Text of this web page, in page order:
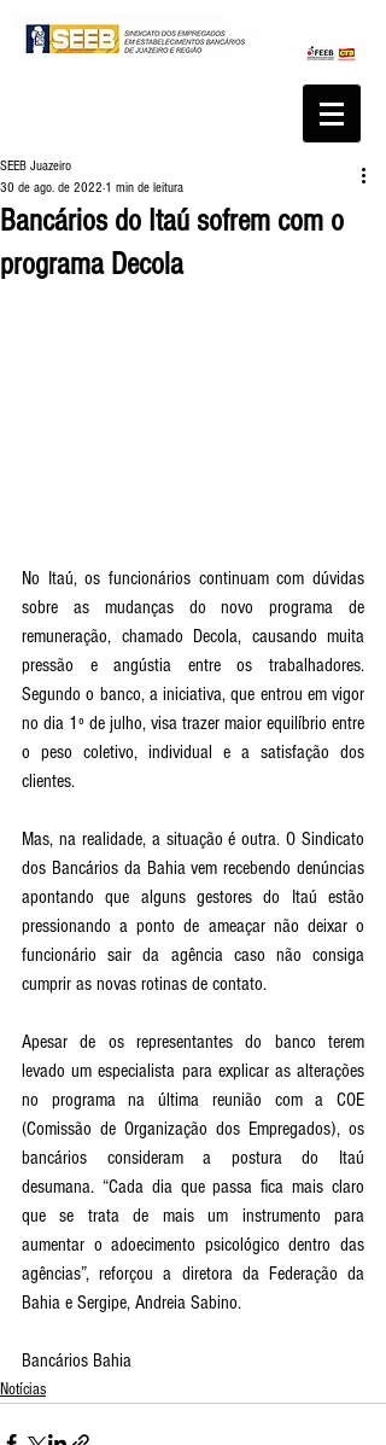
Bancários do Itaú sofrem com o
programa Decola
SEEB Juazeiro
30 de ago. de 2022 1 min de leitura
No Itaú, os funcionários continuam com dúvidas
sobre as mudanças do novo programa de
remuneração, chamado Decola, causando muita
pressão e angústia entre os trabalhadores.
Segundo o banco, a iniciativa, que entrou em vigor
no dia 1º de julho, visa trazer maior equilíbrio entre
o peso coletivo, individual e a satisfação dos
clientes.
Mas, na realidade, a situação é outra. O Sindicato
dos Bancários da Bahia vem recebendo denúncias
apontando que alguns gestores do Itaú estão
pressionando a ponto de ameaçar não deixar o
funcionário sair da agência caso não consiga
cumprir as novas rotinas de contato.
Apesar de os representantes do banco terem
levado um especialista para explicar as alterações
no programa na última reunião com a COE
(Comissão de Organização dos Empregados), os
bancários consideram a postura do Itaú
desumana. “Cada dia que passa fica mais claro
que se trata de mais um instrumento para
aumentar o adoecimento psicológico dentro das
agências”, reforçou a diretora da Federação da
Bahia e Sergipe, Andreia Sabino.
Bancários Bahia
Notícias